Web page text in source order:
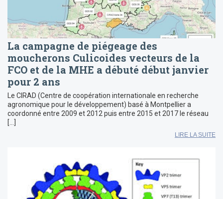
La campagne de piégeage des
moucherons Culicoides vecteurs de la
FCO et de la MHE a débuté début janvier
pour 2 ans
Le CIRAD (Centre de coopération internationale en recherche
agronomique pour le développement) basé à Montpellier a
coordonné entre 2009 et 2012 puis entre 2015 et 2017 le réseau
[…]
LIRE LA SUITE